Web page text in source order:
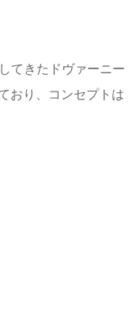
てきたドヴァーニー
おり、コンセプトは